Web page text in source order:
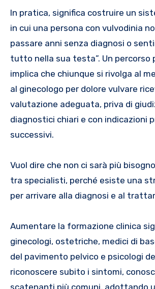
In pratica, significa costruire un
in cui una persona con vulvodinia
passare anni senza diagnosi o
tutto nella sua testa”. Un percorso
implica che chiunque si rivolga al
al ginecologo per dolore vulvare
valutazione adeguata, priva di
diagnostici chiari e con indicazioni
successivi.
Vuol dire che non ci sarà più
tra specialisti, perché esiste una
per arrivare alla diagnosi e al
Aumentare la formazione clinica
ginecologi, ostetriche, medici di
del pavimento pelvico e psicologi
riconoscere subito i sintomi,